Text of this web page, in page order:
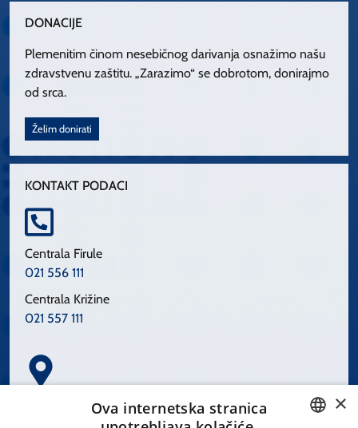
DONACIJE
Plemenitim činom nesebičnog darivanja osnažimo našu
zdravstvenu zaštitu. „Zarazimo“ se dobrotom, donirajmo
od srca.
Želim donirati
KONTAKT PODACI
Centrala Firule
021 556 111
Centrala Križine
021 557 111
Spinčićeva 1, 21000 Split
×
Ova internetska stranica